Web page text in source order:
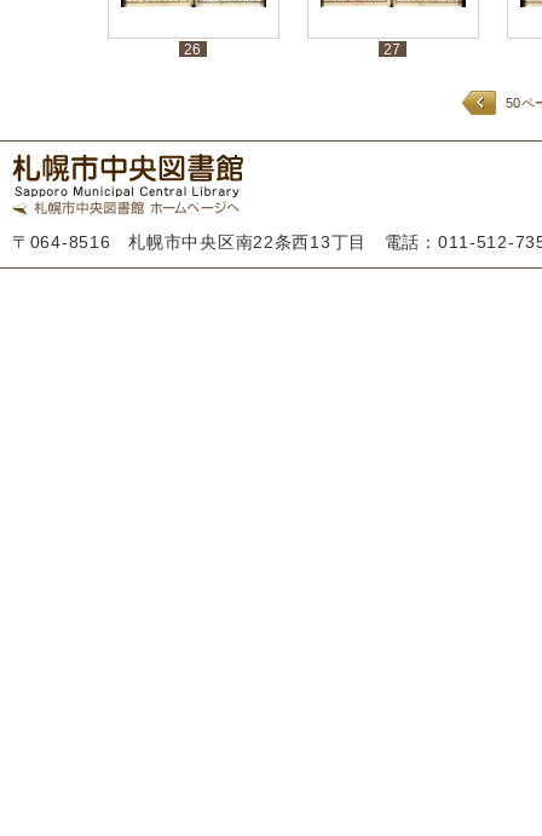
26 27
50ペ
〒064-8516 札幌市中央区南22条西13丁目 電話：011-512-